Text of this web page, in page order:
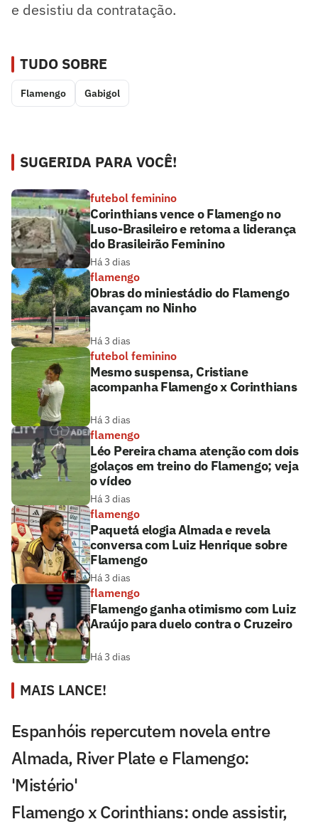
e desistiu da contratação.
TUDO SOBRE
Flamengo Gabigol
SUGERIDA PARA VOCÊ!
futebol feminino
Corinthians vence o Flamengo no
Luso-Brasileiro e retoma a liderança
do Brasileirão Feminino
Há 3 dias
flamengo
Obras do miniestádio do Flamengo
avançam no Ninho
Há 3 dias
futebol feminino
Mesmo suspensa, Cristiane
acompanha Flamengo x Corinthians
Há 3 dias
flamengo
Léo Pereira chama atenção com dois
golaços em treino do Flamengo; veja
o vídeo
Há 3 dias
flamengo
Paquetá elogia Almada e revela
conversa com Luiz Henrique sobre
Flamengo
Há 3 dias
flamengo
Flamengo ganha otimismo com Luiz
Araújo para duelo contra o Cruzeiro
Há 3 dias
MAIS LANCE!
Espanhóis repercutem novela entre
Almada, River Plate e Flamengo:
'Mistério'
Flamengo x Corinthians: onde assistir,